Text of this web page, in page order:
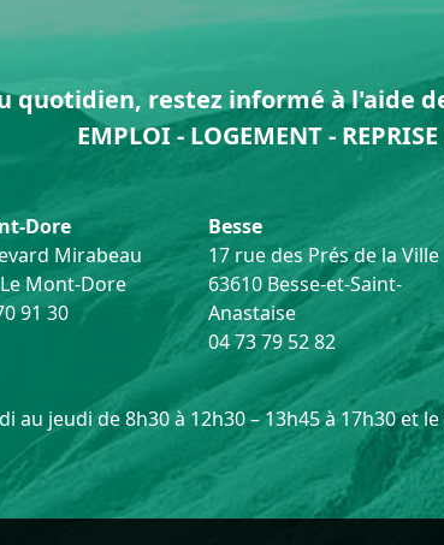
quotidien, restez informé à l'aide
EMPLOI - LOGEMENT -
Dore
Mirabeau
Mont-Dore
91 30
Besse
17 rue des Prés de la Ville
63610 Besse-et-Saint-
Anastaise
04 73 79 52 82
au jeudi de 8h30 à 12h30 – 13h45 à 17h30 et